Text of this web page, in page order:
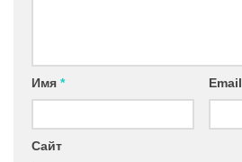
Имя * Email
Сайт